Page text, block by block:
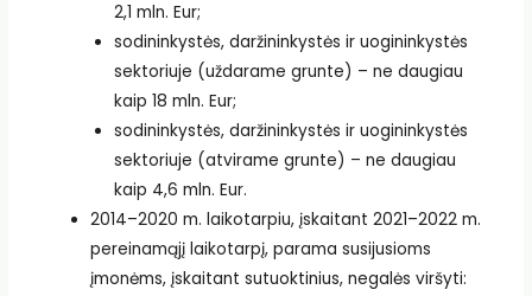
2,1 mln. Eur;
sodininkystės, daržininkystės ir uogininkystės
sektoriuje (uždarame grunte) – ne daugiau
kaip 18 mln. Eur;
sodininkystės, daržininkystės ir uogininkystės
sektoriuje (atvirame grunte) – ne daugiau
kaip 4,6 mln. Eur.
2014–2020 m. laikotarpiu, įskaitant 2021–2022 m.
pereinamąjį laikotarpį, parama susijusioms
įmonėms, įskaitant sutuoktinius, negalės viršyti: